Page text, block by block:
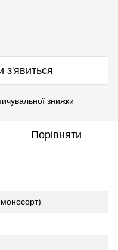
з'явиться
знижки
Порівняти